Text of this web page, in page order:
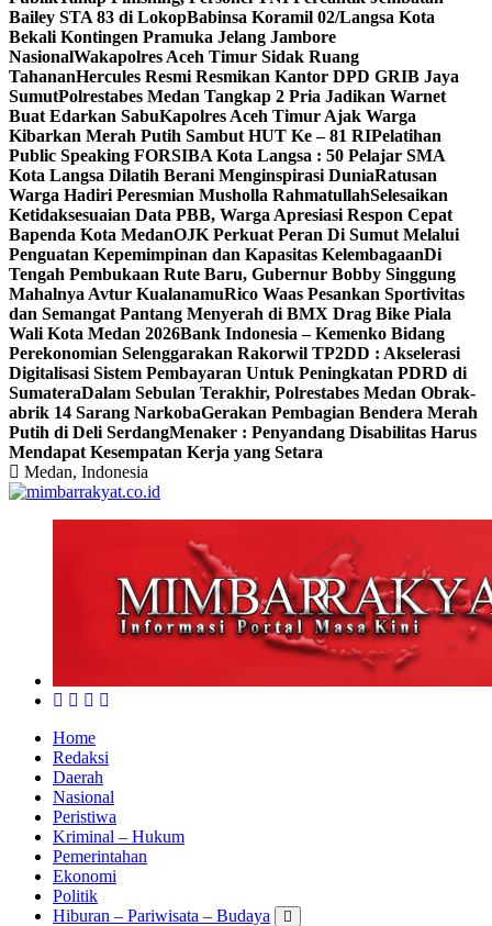
Bailey STA 83 di LokopBabinsa Koramil 02/Langsa Kota
Bekali Kontingen Pramuka Jelang Jambore
NasionalWakapolres Aceh Timur Sidak Ruang
TahananHercules Resmi Resmikan Kantor DPD GRIB Jaya
SumutPolrestabes Medan Tangkap 2 Pria Jadikan Warnet
Buat Edarkan SabuKapolres Aceh Timur Ajak Warga
Kibarkan Merah Putih Sambut HUT Ke – 81 RIPelatihan
Public Speaking FORSIBA Kota Langsa : 50 Pelajar SMA
Kota Langsa Dilatih Berani Menginspirasi DuniaRatusan
Warga Hadiri Peresmian Musholla RahmatullahSelesaikan
Ketidaksesuaian Data PBB, Warga Apresiasi Respon Cepat
Bapenda Kota MedanOJK Perkuat Peran Di Sumut Melalui
Penguatan Kepemimpinan dan Kapasitas KelembagaanDi
Tengah Pembukaan Rute Baru, Gubernur Bobby Singgung
Mahalnya Avtur KualanamuRico Waas Pesankan Sportivitas
dan Semangat Pantang Menyerah di BMX Drag Bike Piala
Wali Kota Medan 2026Bank Indonesia – Kemenko Bidang
Perekonomian Selenggarakan Rakorwil TP2DD : Akselerasi
Digitalisasi Sistem Pembayaran Untuk Peningkatan PDRD di
SumateraDalam Sebulan Terakhir, Polrestabes Medan Obrak-
abrik 14 Sarang NarkobaGerakan Pembagian Bendera Merah
Putih di Deli SerdangMenaker : Penyandang Disabilitas Harus
Mendapat Kesempatan Kerja yang Setara
Medan, Indonesia
Home
Redaksi
Daerah
Nasional
Peristiwa
Kriminal – Hukum
Pemerintahan
Ekonomi
Politik
Hiburan – Pariwisata – Budaya